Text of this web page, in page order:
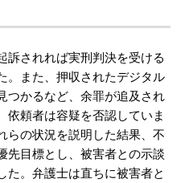
訴されれば実刑判決を受ける
。また、押収されたデジタル
つかるなど、余罪が追及され
依頼者は容疑を否認していま
らの状況を説明した結果、不
先目標とし、被害者との示談
た。弁護士は直ちに被害者と